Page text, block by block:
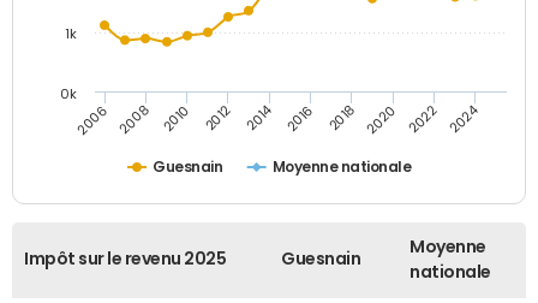
Guesnain Moyenne nationale
2006 2008 2010 2012 2014 2016 2018 2020 2022 2024
0k
1k
Impôt sur le revenu 2025 Guesnain
Moyenne
nationale